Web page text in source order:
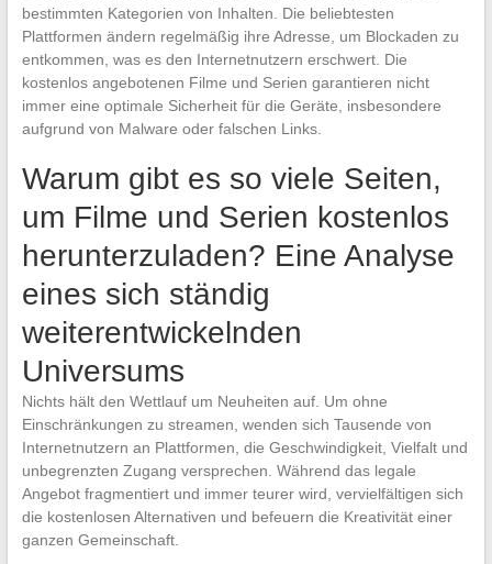
bestimmten Kategorien von Inhalten. Die beliebtesten
Plattformen ändern regelmäßig ihre Adresse, um Blockaden zu
entkommen, was es den Internetnutzern erschwert. Die
kostenlos angebotenen Filme und Serien garantieren nicht
immer eine optimale Sicherheit für die Geräte, insbesondere
aufgrund von Malware oder falschen Links.
Warum gibt es so viele Seiten,
um Filme und Serien kostenlos
herunterzuladen? Eine Analyse
eines sich ständig
weiterentwickelnden
Universums
Nichts hält den Wettlauf um Neuheiten auf. Um ohne
Einschränkungen zu streamen, wenden sich Tausende von
Internetnutzern an Plattformen, die Geschwindigkeit, Vielfalt und
unbegrenzten Zugang versprechen. Während das legale
Angebot fragmentiert und immer teurer wird, vervielfältigen sich
die kostenlosen Alternativen und befeuern die Kreativität einer
ganzen Gemeinschaft.